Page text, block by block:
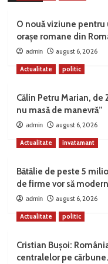
O nouă viziune
orașe romane din
admin august 6, 2026
Actualitate politic
Călin Petru Marian,
nu masă de manevră”
admin august 6, 2026
Actualitate invatamant
Bătălie de peste 5
de firme vor să
admin august 6, 2026
Actualitate politic
Cristian Bușoi:
centralelor pe